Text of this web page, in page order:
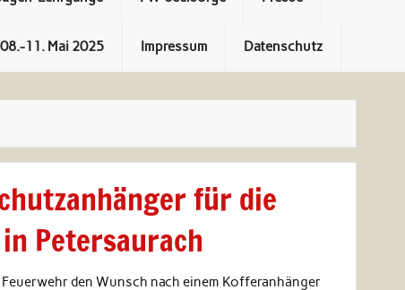
11. Mai 2025 Impressum Datenschutz
für die
Petersaurach
den Wunsch nach einem Kofferanhänger